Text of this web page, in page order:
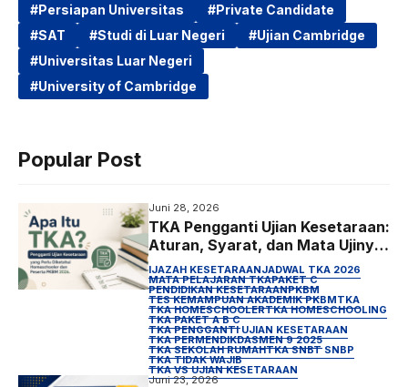
Persiapan Universitas
Private Candidate
SAT
Studi di Luar Negeri
Ujian Cambridge
Universitas Luar Negeri
University of Cambridge
Popular Post
Juni 28, 2026
TKA Pengganti Ujian Kesetaraan:
Aturan, Syarat, dan Mata Ujinya
untuk Anak Homeschooling
IJAZAH KESETARAANJADWAL TKA 2026
MATA PELAJARAN TKAPAKET C
PENDIDIKAN KESETARAANPKBM
TES KEMAMPUAN AKADEMIK PKBMTKA
TKA HOMESCHOOLERTKA HOMESCHOOLING
TKA PAKET A B C
TKA PENGGANTI UJIAN KESETARAAN
TKA PERMENDIKDASMEN 9 2025
TKA SEKOLAH RUMAHTKA SNBT SNBP
TKA TIDAK WAJIB
TKA VS UJIAN KESETARAAN
Juni 23, 2026